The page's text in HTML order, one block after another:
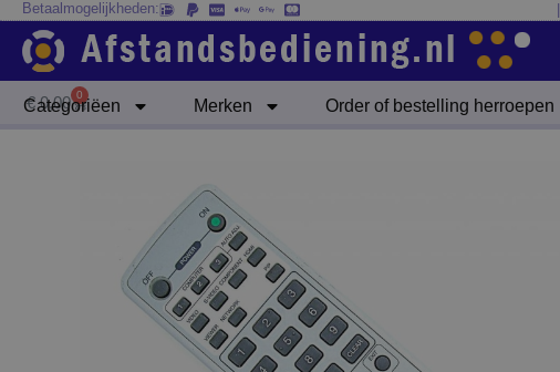
naar
inhoud
Betaalmogelijkheden:
Categoriëen Merken Order of bestelling herroepen
€0,00 0
Winkelwagen